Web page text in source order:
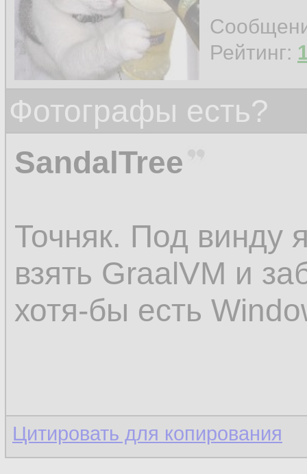
Рейтинг:
Фотографы есть?
SandalTree
Точняк. Под винду
взять GraalVM и
хотя-бы есть
Цитировать для копирования